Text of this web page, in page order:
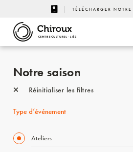
TÉLÉCHARGER NOTRE
CENTRE CULTUREL - LIÈGE
Notre saison
Réinitialiser les filtres
Type d’événement
Ateliers